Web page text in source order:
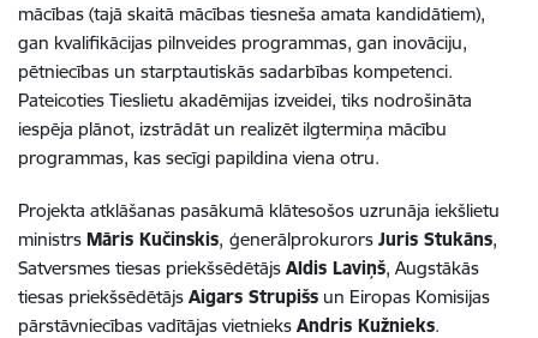
mācības (tajā skaitā mācības tiesneša amata kandidātiem),
gan kvalifikācijas pilnveides programmas, gan inovāciju,
pētniecības un starptautiskās sadarbības kompetenci.
Pateicoties Tieslietu akadēmijas izveidei, tiks nodrošināta
iespēja plānot, izstrādāt un realizēt ilgtermiņa mācību
programmas, kas secīgi papildina viena otru.
Projekta atklāšanas pasākumā klātesošos uzrunāja iekšlietu
ministrs Māris Kučinskis, ģenerālprokurors Juris Stukāns,
Satversmes tiesas priekšsēdētājs Aldis Laviņš, Augstākās
tiesas priekšsēdētājs Aigars Strupišs un Eiropas Komisijas
pārstāvniecības vadītājas vietnieks Andris Kužnieks.